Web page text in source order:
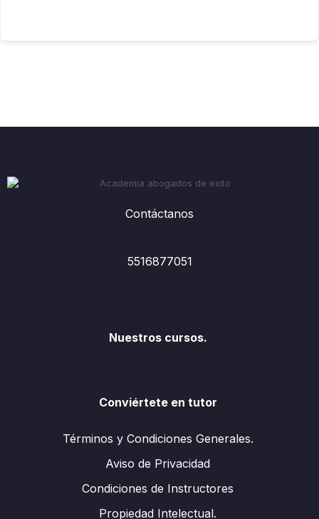
Contáctanos
5516877051
Nuestros cursos.
Conviértete en tutor
Términos y Condiciones Generales.
Aviso de Privacidad
Condiciones de Instructores
Propiedad Intelectual.